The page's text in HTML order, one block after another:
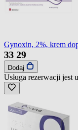
Gynoxin, 2%, krem
33 29
Dodaj
Usługa rezerwacji jest